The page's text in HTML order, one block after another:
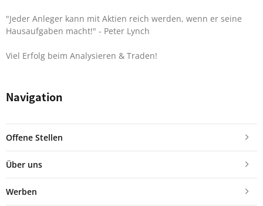
"Jeder Anleger kann mit Aktien reich werden, wenn er seine
Hausaufgaben macht!" - Peter Lynch
Viel Erfolg beim Analysieren & Traden!
Navigation
Offene Stellen
Über uns
Werben